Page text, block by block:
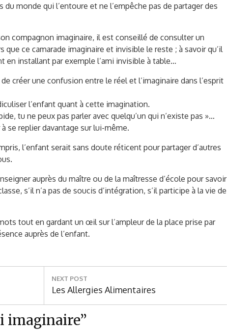
monde qui l’entoure et ne l’empêche pas de partager des
compagnon imaginaire, il est conseillé de consulter un
ce camarade imaginaire et invisible le reste ; à savoir qu’il
en installant par exemple l’ami invisible à table…
créer une confusion entre le réel et l’imaginaire dans l’esprit
l’enfant quant à cette imagination.
tu ne peux pas parler avec quelqu’un qui n’existe pas »…
se replier davantage sur lui-même.
l’enfant serait sans doute réticent pour partager d’autres
auprès du maître ou de la maîtresse d’école pour savoir
s’il n’a pas de soucis d’intégration, s’il participe à la vie de
tout en gardant un œil sur l’ampleur de la place prise par
auprès de l’enfant.
NEXT POST
Next
Post:
Les Allergies Alimentaires
imaginaire”